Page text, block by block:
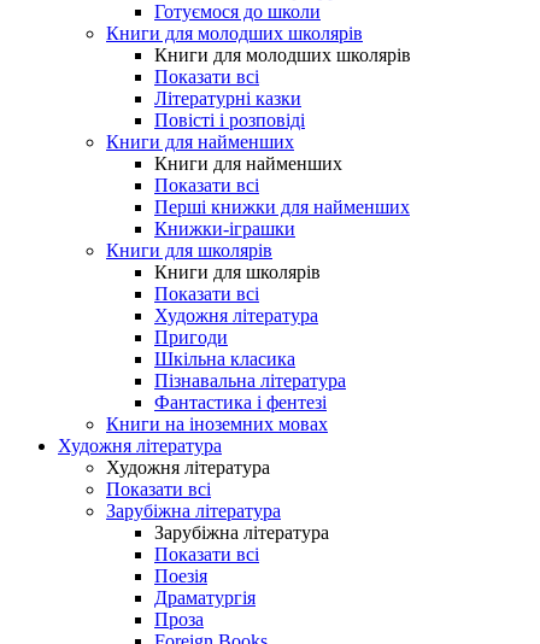
Готуємося до школи
Книги для молодших школярів
Книги для молодших школярів
Показати всі
Літературні казки
Повісті і розповіді
Книги для найменших
Книги для найменших
Показати всі
Перші книжки для найменших
Книжки-іграшки
Книги для школярів
Книги для школярів
Показати всі
Художня література
Пригоди
Шкільна класика
Пізнавальна література
Фантастика і фентезі
Книги на іноземних мовах
Художня література
Художня література
Показати всі
Зарубіжна література
Зарубіжна література
Показати всі
Поезія
Драматургія
Проза